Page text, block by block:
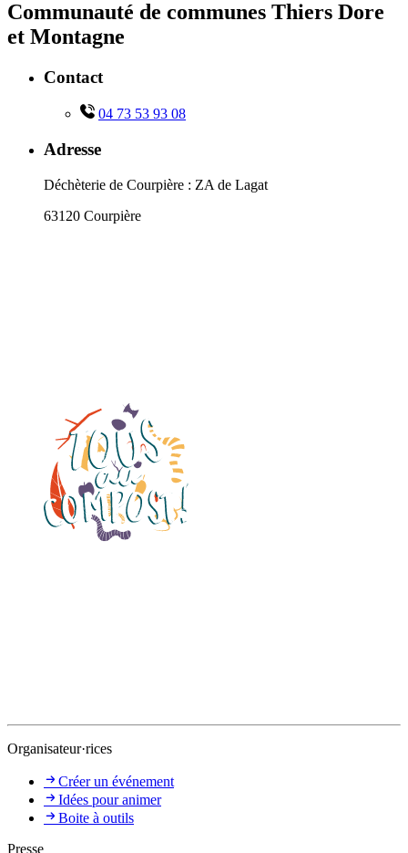
Communauté de communes Thiers Dore
et Montagne
Contact
04 73 53 93 08
Adresse
Déchèterie de Courpière : ZA de Lagat
63120 Courpière
Organisateur·rices
Créer un événement
Idées pour animer
Boite à outils
Presse